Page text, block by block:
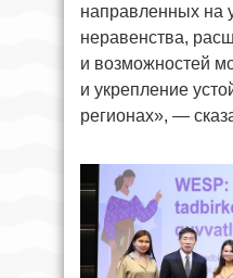
направленных на
неравенства,
и возможностей
и укрепление
регионах», —